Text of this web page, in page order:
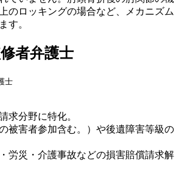
のロッキングの場合など、メカニズム
す。
者弁護士
士
求分野に特化。
被害者参加含む。）や後遺障害等級の
労災・介護事故などの損害賠償請求解